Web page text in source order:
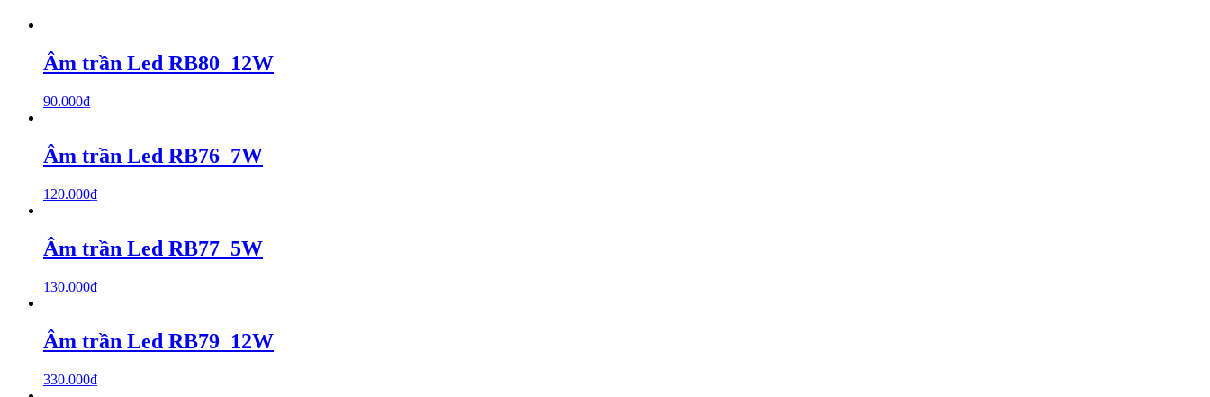
Âm trần Led RB80_12W
90.000₫
Âm trần Led RB76_7W
120.000₫
Âm trần Led RB77_5W
130.000₫
Âm trần Led RB79_12W
330.000₫